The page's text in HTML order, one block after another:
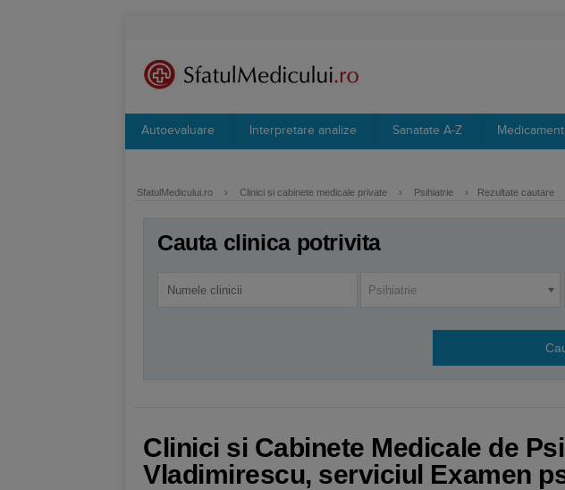
Autoevaluare Interpretare analize Sanatate A-Z
SfatulMedicului.ro › Clinici si cabinete medicale private › Psihiatrie › Rezultate cautare
Cauta clinica potrivita
Psihiatrie
Clinici si Cabinete Medicale de
Vladimirescu, serviciul Examen